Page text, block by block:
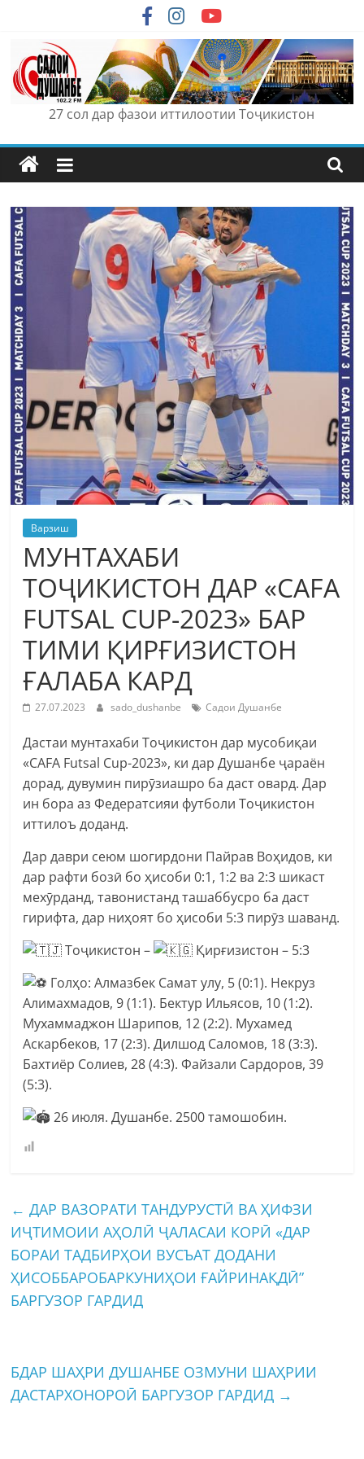
content
27 сол дар фазои иттилоотии Тоҷикистон
Варзиш
МУНТАХАБИ
ТОҶИКИСТОН ДАР «CAFA
FUTSAL CUP-2023» БАР
ТИМИ ҚИРҒИЗИСТОН
ҒАЛАБА КАРД
27.07.2023 sado_dushanbe Садои Душанбе
Дастаи мунтахаби Тоҷикистон дар мусобиқаи
«CAFA Futsal Cup-2023», ки дар Душанбе ҷараён
дорад, дувумин пирӯзиашро ба даст овард. Дар
ин бора аз Федератсияи футболи Тоҷикистон
иттилоъ доданд.
Дар даври сеюм шогирдони Пайрав Воҳидов, ки
дар рафти бозӣ бо ҳисоби 0:1, 1:2 ва 2:3 шикаст
мехӯрданд, тавонистанд ташаббусро ба даст
гирифта, дар ниҳоят бо ҳисоби 5:3 пирӯз шаванд.
Тоҷикистон –
Қирғизистон – 5:3
Голҳо: Алмазбек Самат улу, 5 (0:1). Некруз
Алимахмадов, 9 (1:1). Бектур Ильясов, 10 (1:2).
Мухаммаджон Шарипов, 12 (2:2). Мухамед
Аскарбеков, 17 (2:3). Дилшод Саломов, 18 (3:3).
Бахтиёр Солиев, 28 (4:3). Файзали Сардоров, 39
(5:3).
26 июля. Душанбе. 2500 тамошобин.
← ДАР ВАЗОРАТИ ТАНДУРУСТӢ ВА ҲИФЗИ
ИҶТИМОИИ АҲОЛӢ ҶАЛАСАИ КОРӢ «ДАР
БОРАИ ТАДБИРҲОИ ВУСЪАТ ДОДАНИ
ҲИСОББАРОБАРКУНИҲОИ ҒАЙРИНАҚДӢ”
БАРГУЗОР ГАРДИД
БДАР ШАҲРИ ДУШАНБЕ ОЗМУНИ ШАҲРИИ
ДАСТАРХОНОРОӢ БАРГУЗОР ГАРДИД →